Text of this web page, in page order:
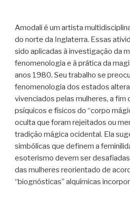
Amodali é um artista
do norte da Inglaterra. Essas
sido aplicadas à investigação da
fenomenologia e à prática da
anos 1980. Seu trabalho se
fenomenologia dos estados
vivenciados pelas mulheres, a
psíquicos e físicos do “corpo
oculta que foram rejeitados ou
tradição mágica ocidental. Ela
simbólicas que definem a
esoterismo devem ser
das mulheres reorientado de
“biognósticas” alquímicas